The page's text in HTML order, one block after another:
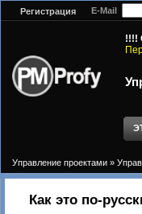
Регистрация E-Mail
!!!!
Управление проектами »
Как это по-